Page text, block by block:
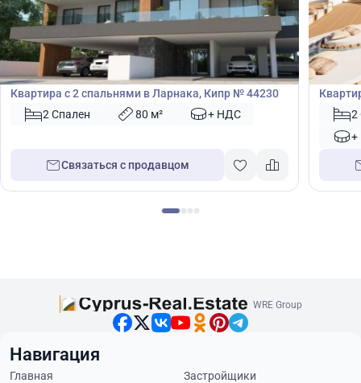
€230 000
Квартира
Квартира с 2 спальнями в Ларнака, Кипр № 44230
2 Спален
80 м² + НДС
Связаться с продавцом
€230
№
2
WRE Group
Навигация
Главная
Застройщики